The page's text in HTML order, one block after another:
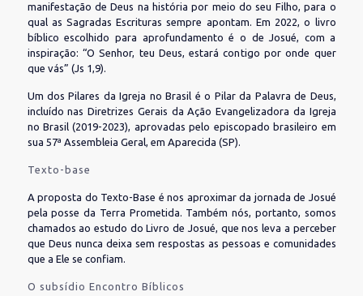
manifestação de Deus na história por meio do seu Filho, para o
qual as Sagradas Escrituras sempre apontam. Em 2022, o livro
bíblico escolhido para aprofundamento é o de Josué, com a
inspiração: “O Senhor, teu Deus, estará contigo por onde quer
que vás” (Js 1,9).
Um dos Pilares da Igreja no Brasil é o Pilar da Palavra de Deus,
incluído nas Diretrizes Gerais da Ação Evangelizadora da Igreja
no Brasil (2019-2023), aprovadas pelo episcopado brasileiro em
sua 57ª Assembleia Geral, em Aparecida (SP).
Texto-base
A proposta do Texto-Base é nos aproximar da jornada de Josué
pela posse da Terra Prometida. Também nós, portanto, somos
chamados ao estudo do Livro de Josué, que nos leva a perceber
que Deus nunca deixa sem respostas as pessoas e comunidades
que a Ele se confiam.
O subsídio Encontro Bíblicos